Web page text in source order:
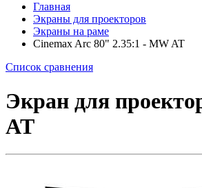
Главная
Экраны для проекторов
Экраны на раме
Cinemax Arc 80" 2.35:1 - MW AT
Список сравнения
Экран для
AT